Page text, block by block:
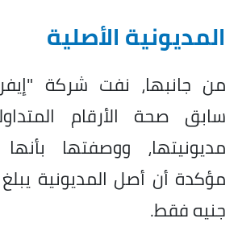
المديونية الأصلية
من جانبها، نفت شركة
سابق صحة الأرقام
مديونيتها، ووصفتها
جنيه فقط.